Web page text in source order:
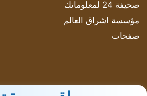
صحيفة 24 لمعلوماتك
مؤسسة اشراق العالم
صفحات